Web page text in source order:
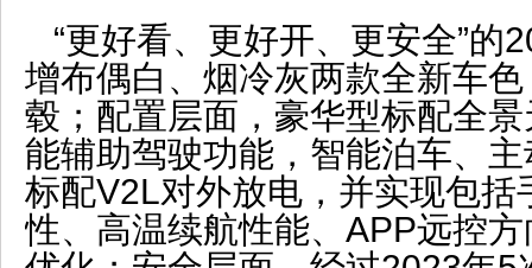
“更好看、更好开、更安全”的
增布偶白、烟冷灰两款全新车
毂；配置层面，豪华型标配全
能辅助驾驶功能，智能泊车、
标配V2L对外放电，并实现包括
性、高温续航性能、APP远控